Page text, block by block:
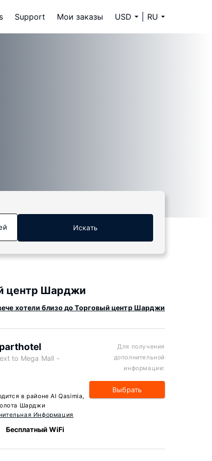
Support Мои заказы USD RU
Искать
центр Шарджи
хотели близо до Торговый центр Шарджи
to Mega Mall -
в районе Al Qasimia,
Шарджи
Информация
Бесплатный WiFi
Для получения
дополнительной
информации:
Выбрать